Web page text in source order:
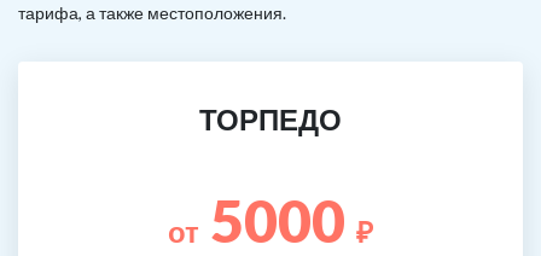
тарифа, а также местоположения.
ТОРПЕДО
от 5000 ₽